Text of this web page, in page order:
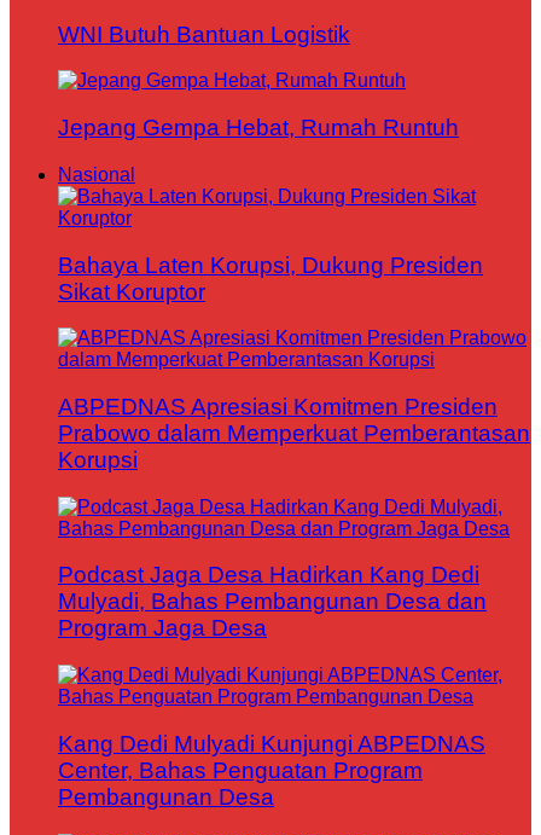
WNI Butuh Bantuan Logistik
Jepang Gempa Hebat, Rumah Runtuh
Nasional
Bahaya Laten Korupsi, Dukung Presiden
Sikat Koruptor
ABPEDNAS Apresiasi Komitmen Presiden
Prabowo dalam Memperkuat Pemberantasan
Korupsi
Podcast Jaga Desa Hadirkan Kang Dedi
Mulyadi, Bahas Pembangunan Desa dan
Program Jaga Desa
Kang Dedi Mulyadi Kunjungi ABPEDNAS
Center, Bahas Penguatan Program
Pembangunan Desa